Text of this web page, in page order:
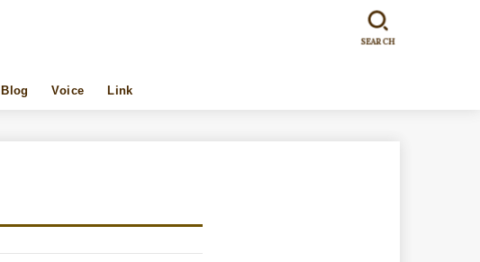
Blog Voice Link
SEARCH